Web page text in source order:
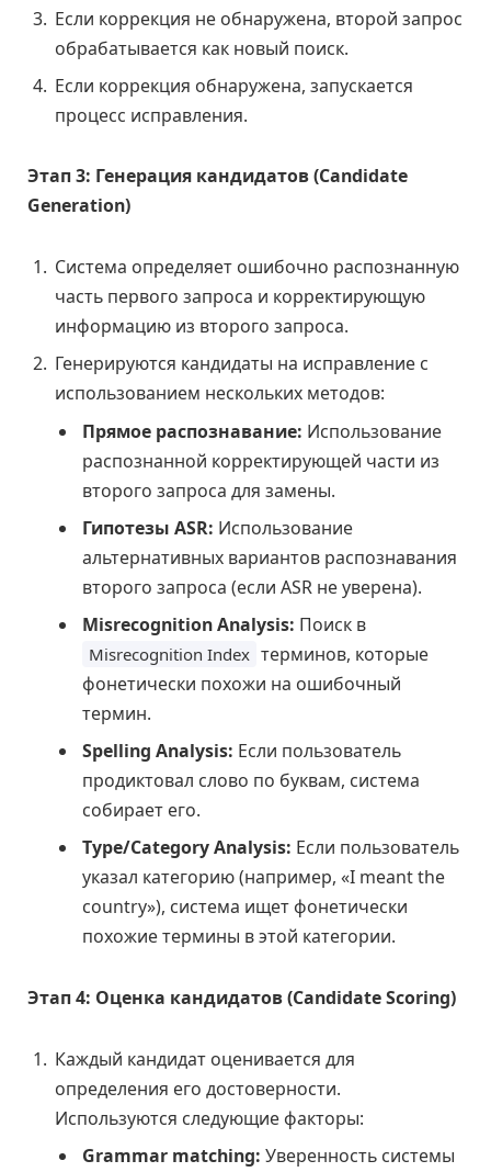
Если коррекция не обнаружена, второй запрос
обрабатывается как новый поиск.
Если коррекция обнаружена, запускается
процесс исправления.
Этап 3: Генерация кандидатов (Candidate
Generation)
Система определяет ошибочно распознанную
часть первого запроса и корректирующую
информацию из второго запроса.
Генерируются кандидаты на исправление с
использованием нескольких методов:
Прямое распознавание: Использование
распознанной корректирующей части из
второго запроса для замены.
Гипотезы ASR: Использование
альтернативных вариантов распознавания
второго запроса (если ASR не уверена).
Misrecognition Analysis: Поиск в
Misrecognition Index терминов, которые
фонетически похожи на ошибочный
термин.
Spelling Analysis: Если пользователь
продиктовал слово по буквам, система
собирает его.
Type/Category Analysis: Если пользователь
указал категорию (например, «I meant the
country»), система ищет фонетически
похожие термины в этой категории.
Этап 4: Оценка кандидатов (Candidate Scoring)
Каждый кандидат оценивается для
определения его достоверности.
Используются следующие факторы:
Grammar matching: Уверенность системы